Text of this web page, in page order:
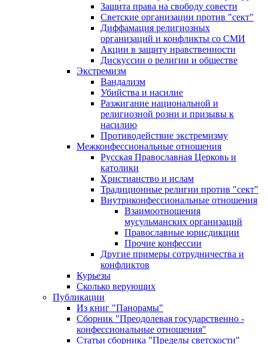
Защита права на свободу совести
Светские организации против "сект"
Диффамация религиозных
организаций и конфликты со СМИ
Акции в защиту нравственности
Дискуссии о религии и обществе
Экстремизм
Вандализм
Убийства и насилие
Разжигание национальной и
религиозной розни и призывы к
насилию
Противодействие экстремизму
Межконфессиональные отношения
Русская Православная Церковь и
католики
Христианство и ислам
Традиционные религии против "сект"
Внутриконфессиональные отношения
Взаимоотношения
мусульманских организаций
Православные юрисдикции
Прочие конфессии
Другие примеры сотрудничества и
конфликтов
Курьезы
Сколько верующих
Публикации
Из книг "Панорамы"
Сборник "Преодолевая государственно -
конфессиональные отношения"
Статьи сборника "Пределы светскости"